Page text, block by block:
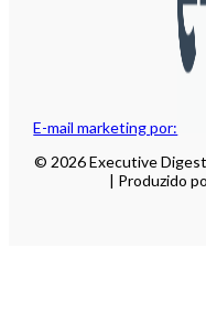
E-mail marketing por:
© 2026 Executive
| Produzido